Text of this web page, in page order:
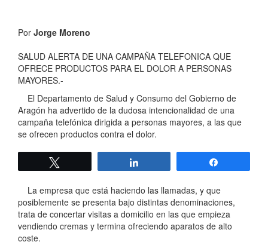
Por Jorge Moreno
SALUD ALERTA DE UNA CAMPAÑA TELEFONICA QUE
OFRECE PRODUCTOS PARA EL DOLOR A PERSONAS
MAYORES.-
El Departamento de Salud y Consumo del Gobierno de
Aragón ha advertido de la dudosa intencionalidad de una
campaña telefónica dirigida a personas mayores, a las que
se ofrecen productos contra el dolor.
La empresa que está haciendo las llamadas, y que
posiblemente se presenta bajo distintas denominaciones,
trata de concertar visitas a domicilio en las que empieza
vendiendo cremas y termina ofreciendo aparatos de alto
coste.